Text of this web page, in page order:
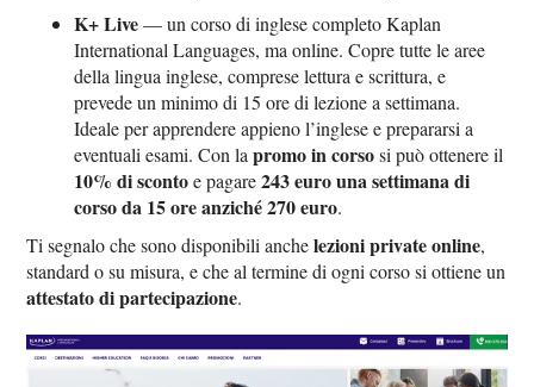
K+ Live— un corso di inglese completo Kaplan
International Languages, ma online. Copre tutte le aree
della lingua inglese, comprese lettura e scrittura, e
prevede un minimo di 15 ore di lezione a settimana.
Ideale per apprendere appieno l’inglese e prepararsi a
eventuali esami. Con lapromo in corsosi può ottenere il
10% di scontoe pagare243 euro una settimana di
corso da 15 ore anziché 270 euro.
Ti segnalo che sono disponibili anchelezioni private online,
standard o su misura, e che al termine di ogni corso si ottiene un
attestato di partecipazione.